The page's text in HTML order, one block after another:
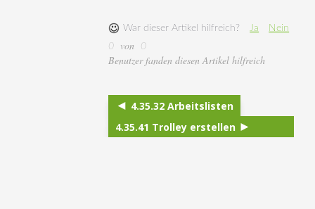
War dieser Artikel hilfreich? Ja
Nein
0
von 0
Benutzer fanden diesen Artikel hilfreich
4.35.32 Arbeitslisten
4.35.41 Trolley erstellen